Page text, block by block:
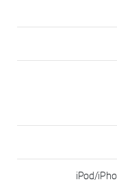
iPod/